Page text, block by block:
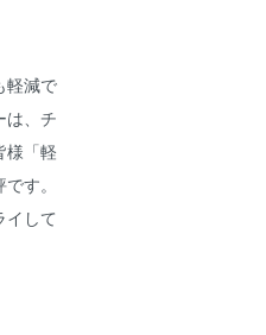
軽減で
は、チ
様「軽
す。
イして